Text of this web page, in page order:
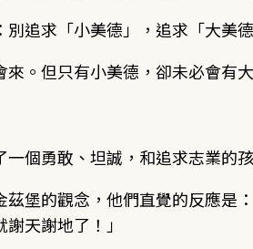
追求「小美德」，追求「大美
。但只有小美德，卻未必會有大
個勇敢、坦誠，和追求志業的
堡的觀念，他們直覺的反應
天謝地了！」